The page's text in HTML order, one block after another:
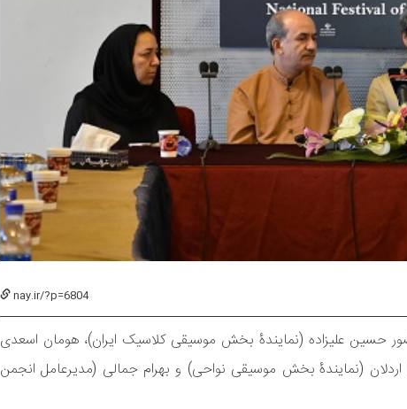
nay.ir/?p=6804
موسیقی جوان، صبح امروز (۴ شهریور) با حضور حسین علیزاده (نمایندۀ بخش موسیقی کلاسیک ایران)، هومان اسعدی
(نمایندۀ بخش موسیقی نواحی) و بهرام جمالی (مدیرعامل انجمن